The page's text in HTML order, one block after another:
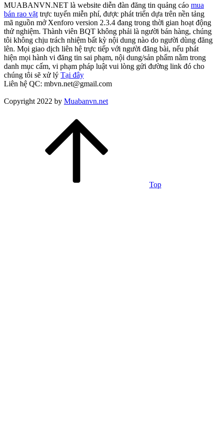
MUABANVN.NET là website diễn đàn đăng tin quảng cáo mua
bán rao vặt trực tuyến miễn phí, được phát triển dựa trên nền tảng
mã nguồn mở Xenforo version 2.3.4 đang trong thời gian hoạt động
thử nghiệm. Thành viên BQT không phải là người bán hàng, chúng
tôi không chịu trách nhiệm bất kỳ nội dung nào do người dùng đăng
lên. Mọi giao dịch liên hệ trực tiếp với người đăng bài, nếu phát
hiện mọi hành vi đăng tin sai phạm, nội dung/sản phẩm nằm trong
danh mục cấm, vi phạm pháp luật vui lòng gửi đường link đó cho
chúng tôi sẽ xử lý Tại đây
Liên hệ QC: mbvn.net@gmail.com
Copyright 2022 by Muabanvn.net
Top